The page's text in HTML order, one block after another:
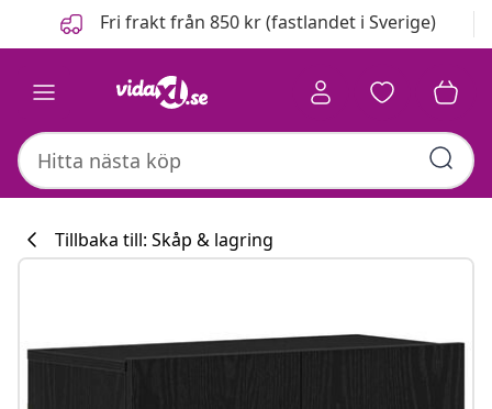
FöregåendeFri frakt från 850 kr (fastlandet i Sverige)
Tillbaka till: Skåp & lagring